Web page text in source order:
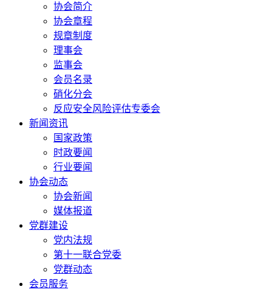
协会简介
协会章程
规章制度
理事会
监事会
会员名录
硝化分会
反应安全风险评估专委会
新闻资讯
国家政策
时政要闻
行业要闻
协会动态
协会新闻
媒体报道
党群建设
党内法规
第十一联合党委
党群动态
会员服务